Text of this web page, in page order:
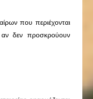
που περιέχονται
αν δεν προσκρούουν